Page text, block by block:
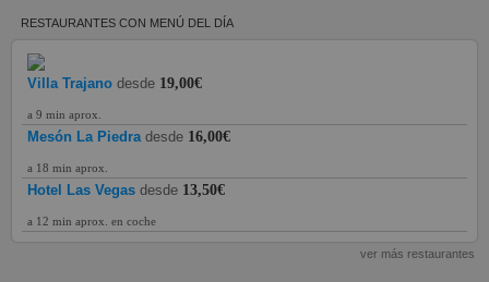
RESTAURANTES CON MENÚ DEL DÍA
Villa Trajano desde 19,00€
a 9 min aprox.
Mesón La Piedra desde 16,00€
a 18 min aprox.
Hotel Las Vegas desde 13,50€
a 12 min aprox. en coche
ver más restaurantes